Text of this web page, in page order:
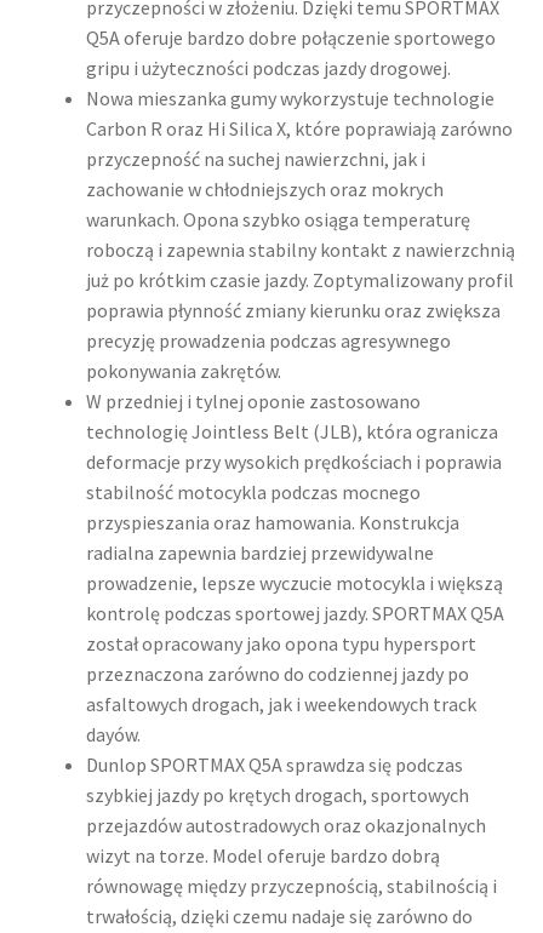
przyczepności w złożeniu. Dzięki temu SPORTMAX
Q5A oferuje bardzo dobre połączenie sportowego
gripu i użyteczności podczas jazdy drogowej.
Nowa mieszanka gumy wykorzystuje technologie
Carbon R oraz Hi Silica X, które poprawiają zarówno
przyczepność na suchej nawierzchni, jak i
zachowanie w chłodniejszych oraz mokrych
warunkach. Opona szybko osiąga temperaturę
roboczą i zapewnia stabilny kontakt z nawierzchnią
już po krótkim czasie jazdy. Zoptymalizowany profil
poprawia płynność zmiany kierunku oraz zwiększa
precyzję prowadzenia podczas agresywnego
pokonywania zakrętów.
W przedniej i tylnej oponie zastosowano
technologię Jointless Belt (JLB), która ogranicza
deformacje przy wysokich prędkościach i poprawia
stabilność motocykla podczas mocnego
przyspieszania oraz hamowania. Konstrukcja
radialna zapewnia bardziej przewidywalne
prowadzenie, lepsze wyczucie motocykla i większą
kontrolę podczas sportowej jazdy. SPORTMAX Q5A
został opracowany jako opona typu hypersport
przeznaczona zarówno do codziennej jazdy po
asfaltowych drogach, jak i weekendowych track
dayów.
Dunlop SPORTMAX Q5A sprawdza się podczas
szybkiej jazdy po krętych drogach, sportowych
przejazdów autostradowych oraz okazjonalnych
wizyt na torze. Model oferuje bardzo dobrą
równowagę między przyczepnością, stabilnością i
trwałością, dzięki czemu nadaje się zarówno do